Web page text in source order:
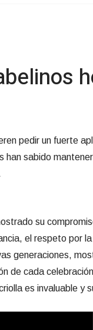
pedir un fuerte
han sabido
su
el respeto por
generaciones,
de cada
es invaluable